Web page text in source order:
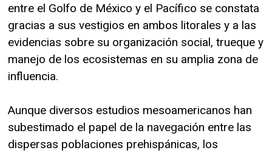
entre el Golfo de México y el Pacífico se constata
gracias a sus vestigios en ambos litorales y a las
evidencias sobre su organización social, trueque y
manejo de los ecosistemas en su amplia zona de
influencia.
Aunque diversos estudios mesoamericanos han
subestimado el papel de la navegación entre las
dispersas poblaciones prehispánicas, los